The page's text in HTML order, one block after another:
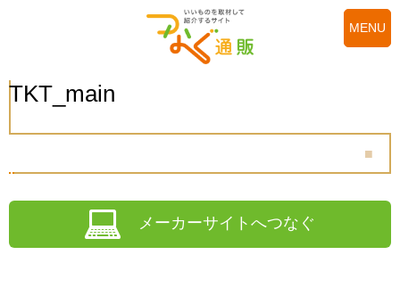
MENU
TKT_main
メーカーサイトへつなぐ